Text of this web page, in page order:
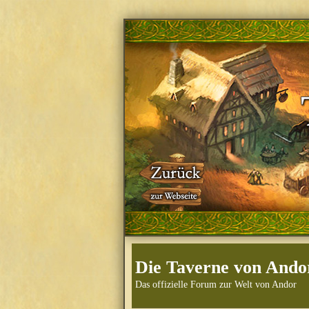
Die Taverne von
Das offizielle Forum zur Welt von Andor